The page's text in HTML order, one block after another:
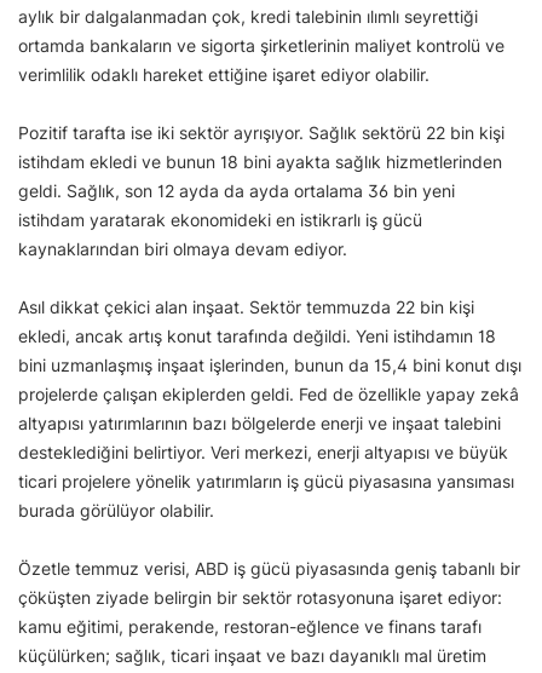
aylık bir dalgalanmadan çok, kredi talebinin ılımlı seyrettiği
ortamda bankaların ve sigorta şirketlerinin maliyet kontrolü ve
verimlilik odaklı hareket ettiğine işaret ediyor olabilir.
Pozitif tarafta ise iki sektör ayrışıyor. Sağlık sektörü 22 bin kişi
istihdam ekledi ve bunun 18 bini ayakta sağlık hizmetlerinden
geldi. Sağlık, son 12 ayda da ayda ortalama 36 bin yeni
istihdam yaratarak ekonomideki en istikrarlı iş gücü
kaynaklarından biri olmaya devam ediyor.
Asıl dikkat çekici alan inşaat. Sektör temmuzda 22 bin kişi
ekledi, ancak artış konut tarafında değildi. Yeni istihdamın 18
bini uzmanlaşmış inşaat işlerinden, bunun da 15,4 bini konut dışı
projelerde çalışan ekiplerden geldi. Fed de özellikle yapay zekâ
altyapısı yatırımlarının bazı bölgelerde enerji ve inşaat talebini
desteklediğini belirtiyor. Veri merkezi, enerji altyapısı ve büyük
ticari projelere yönelik yatırımların iş gücü piyasasına yansıması
burada görülüyor olabilir.
Özetle temmuz verisi, ABD iş gücü piyasasında geniş tabanlı bir
çöküşten ziyade belirgin bir sektör rotasyonuna işaret ediyor:
kamu eğitimi, perakende, restoran-eğlence ve finans tarafı
küçülürken; sağlık, ticari inşaat ve bazı dayanıklı mal üretim